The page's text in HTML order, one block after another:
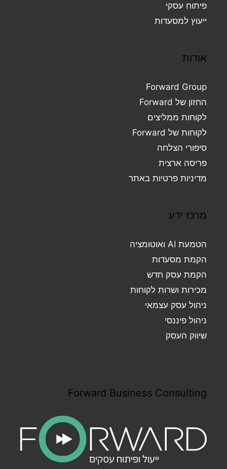
פיתוח עסקי
ייעוץ למסעדות
אודות
Forward Group
החזון של Forward
לקוחות ממליצים
לקוחות של Forward
סיפורי הצלחה
פריסה ארצית
מדיניות פרטיות באתר
מרכז ידע
הטמעת AI ואוטומציה
הקמת מסעדות
הקמת עסק חדש
מכירות ושרות לקוחות
ניהול עסק עצמאי
ניהול פיננסי
שיווק העסק
Forward Business Consulting